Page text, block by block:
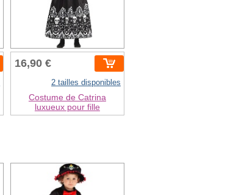
16,90 €
2 tailles disponibles
Costume de Catrina
luxueux pour fille